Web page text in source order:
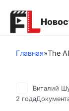
контенту
Главная»The
Виталий
2 года